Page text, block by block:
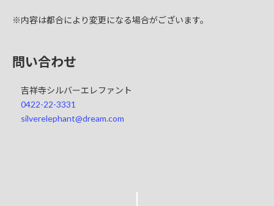
※内容は都合により変更になる場合がございます。
問い合わせ
吉祥寺シルバーエレファント
0422-22-3331
silverelephant@dream.com